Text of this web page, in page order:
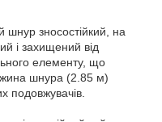
зносостійкий, на
і захищений від
елементу, що
шнура (2.85 м)
подовжувачів.